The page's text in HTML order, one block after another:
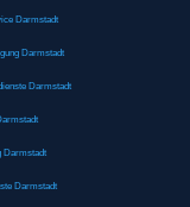
Darmstadt
Darmstadt
Darmstadt
Darmstadt
Darmstadt